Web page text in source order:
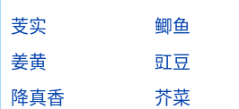
芰实
鲫鱼
姜黄
豇豆
降真香
芥菜